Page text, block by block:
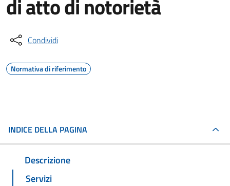
di atto di notorietà
Condividi
Normativa di riferimento
INDICE DELLA PAGINA
Descrizione
Servizi